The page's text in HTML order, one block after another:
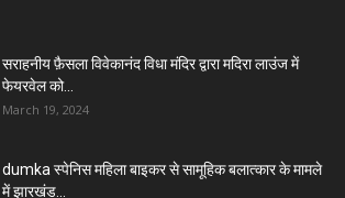
सराहनीय फ़ैसला विवेकानंद विधा मंदिर द्वारा मदिरा लाउंज में
फेयरवेल को...
March 19, 2024
dumka स्पेनिस महिला बाइकर से सामूहिक बलात्कार के मामले
में झारखंड...